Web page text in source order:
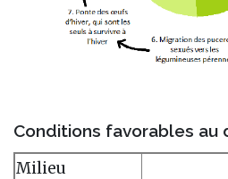
Conditions favorables
Milieu